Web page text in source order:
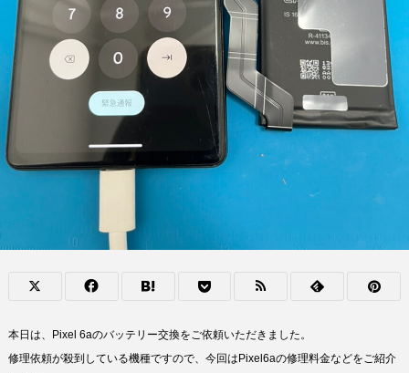
本日は、Pixel 6aのバッテリー交換をご依頼いただきました。
修理依頼が殺到している機種ですので、今回はPixel6aの修理料金などをご紹介